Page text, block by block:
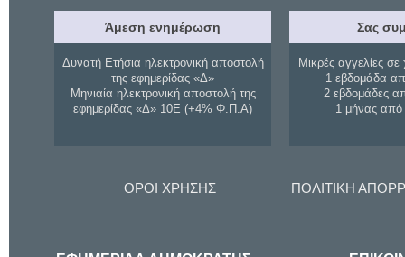
Άμεση ενημέρωση
Δυνατή Ετήσια ηλεκτρονική αποστολή
της εφημερίδας «Δ»
Μηνιαία ηλεκτρονική αποστολή της
εφημερίδας «Δ» 10Ε (+4% Φ.Π.Α)
Σας
Μικρές αγγελίες σε
1 εβδομάδα
2 εβδομάδες
1 μήνας
ΟΡΟΙ ΧΡΗΣΗΣ ΠΟΛΙΤΙΚΗ